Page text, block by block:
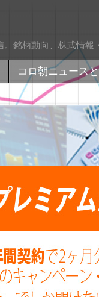
銘柄動向、株式情
コロ朝ニュース